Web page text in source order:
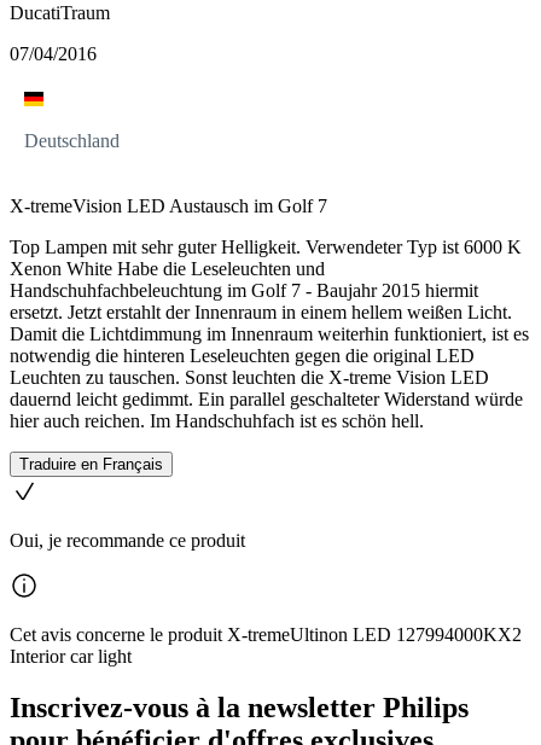
DucatiTraum
07/04/2016
Deutschland
X-tremeVision LED Austausch im Golf 7
Top Lampen mit sehr guter Helligkeit. Verwendeter Typ ist 6000 K
Xenon White Habe die Leseleuchten und
Handschuhfachbeleuchtung im Golf 7 - Baujahr 2015 hiermit
ersetzt. Jetzt erstahlt der Innenraum in einem hellem weißen Licht.
Damit die Lichtdimmung im Innenraum weiterhin funktioniert, ist es
notwendig die hinteren Leseleuchten gegen die original LED
Leuchten zu tauschen. Sonst leuchten die X-treme Vision LED
dauernd leicht gedimmt. Ein parallel geschalteter Widerstand würde
hier auch reichen. Im Handschuhfach ist es schön hell.
Traduire en Français
Oui, je recommande ce produit
Cet avis concerne le produit X-tremeUltinon LED 127994000KX2
Interior car light
Inscrivez-vous à la newsletter Philips